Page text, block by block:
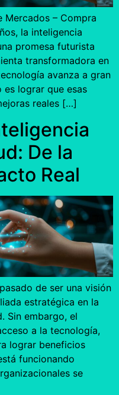
Mercados – Compra
la inteligencia
promesa futurista
transformadora en
avanza a gran
lograr que esas
reales […]
De la
Real
de ser una visión
estratégica en la
Sin embargo, el
a la tecnología,
lograr beneficios
funcionando
se